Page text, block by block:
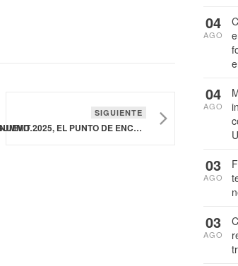
LANZAN EN ESTADOS UNIDOS LOS NUEVOS M&M'S DE CACAHUATE TOSTADO CON MIEL
SIGUIENTE
POULTRY SUMMIT 2025, EL PUNTO DE ENCUENTRO ENTRE CARGILL Y LA INDUSTRIA AVÍCOLA MEXICANA
04
AGO
04
AGO
03
AGO
03
AGO